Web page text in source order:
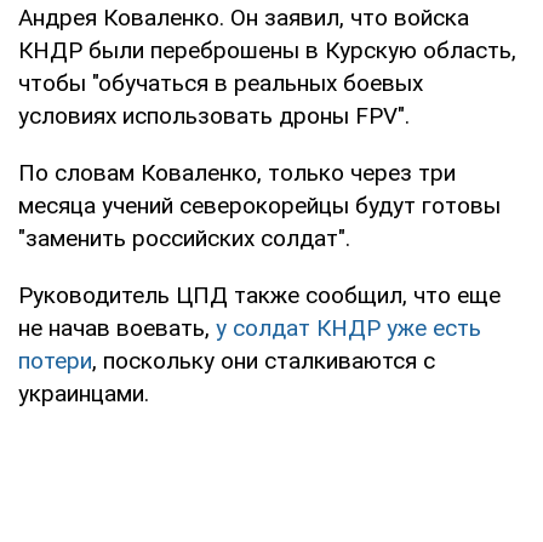
Андрея Коваленко. Он заявил, что войска
КНДР были переброшены в Курскую область,
чтобы "обучаться в реальных боевых
условиях использовать дроны FPV".
По словам Коваленко, только через три
месяца учений северокорейцы будут готовы
"заменить российских солдат".
Руководитель ЦПД также сообщил, что еще
не начав воевать, у солдат КНДР уже есть
потери, поскольку они сталкиваются с
украинцами.